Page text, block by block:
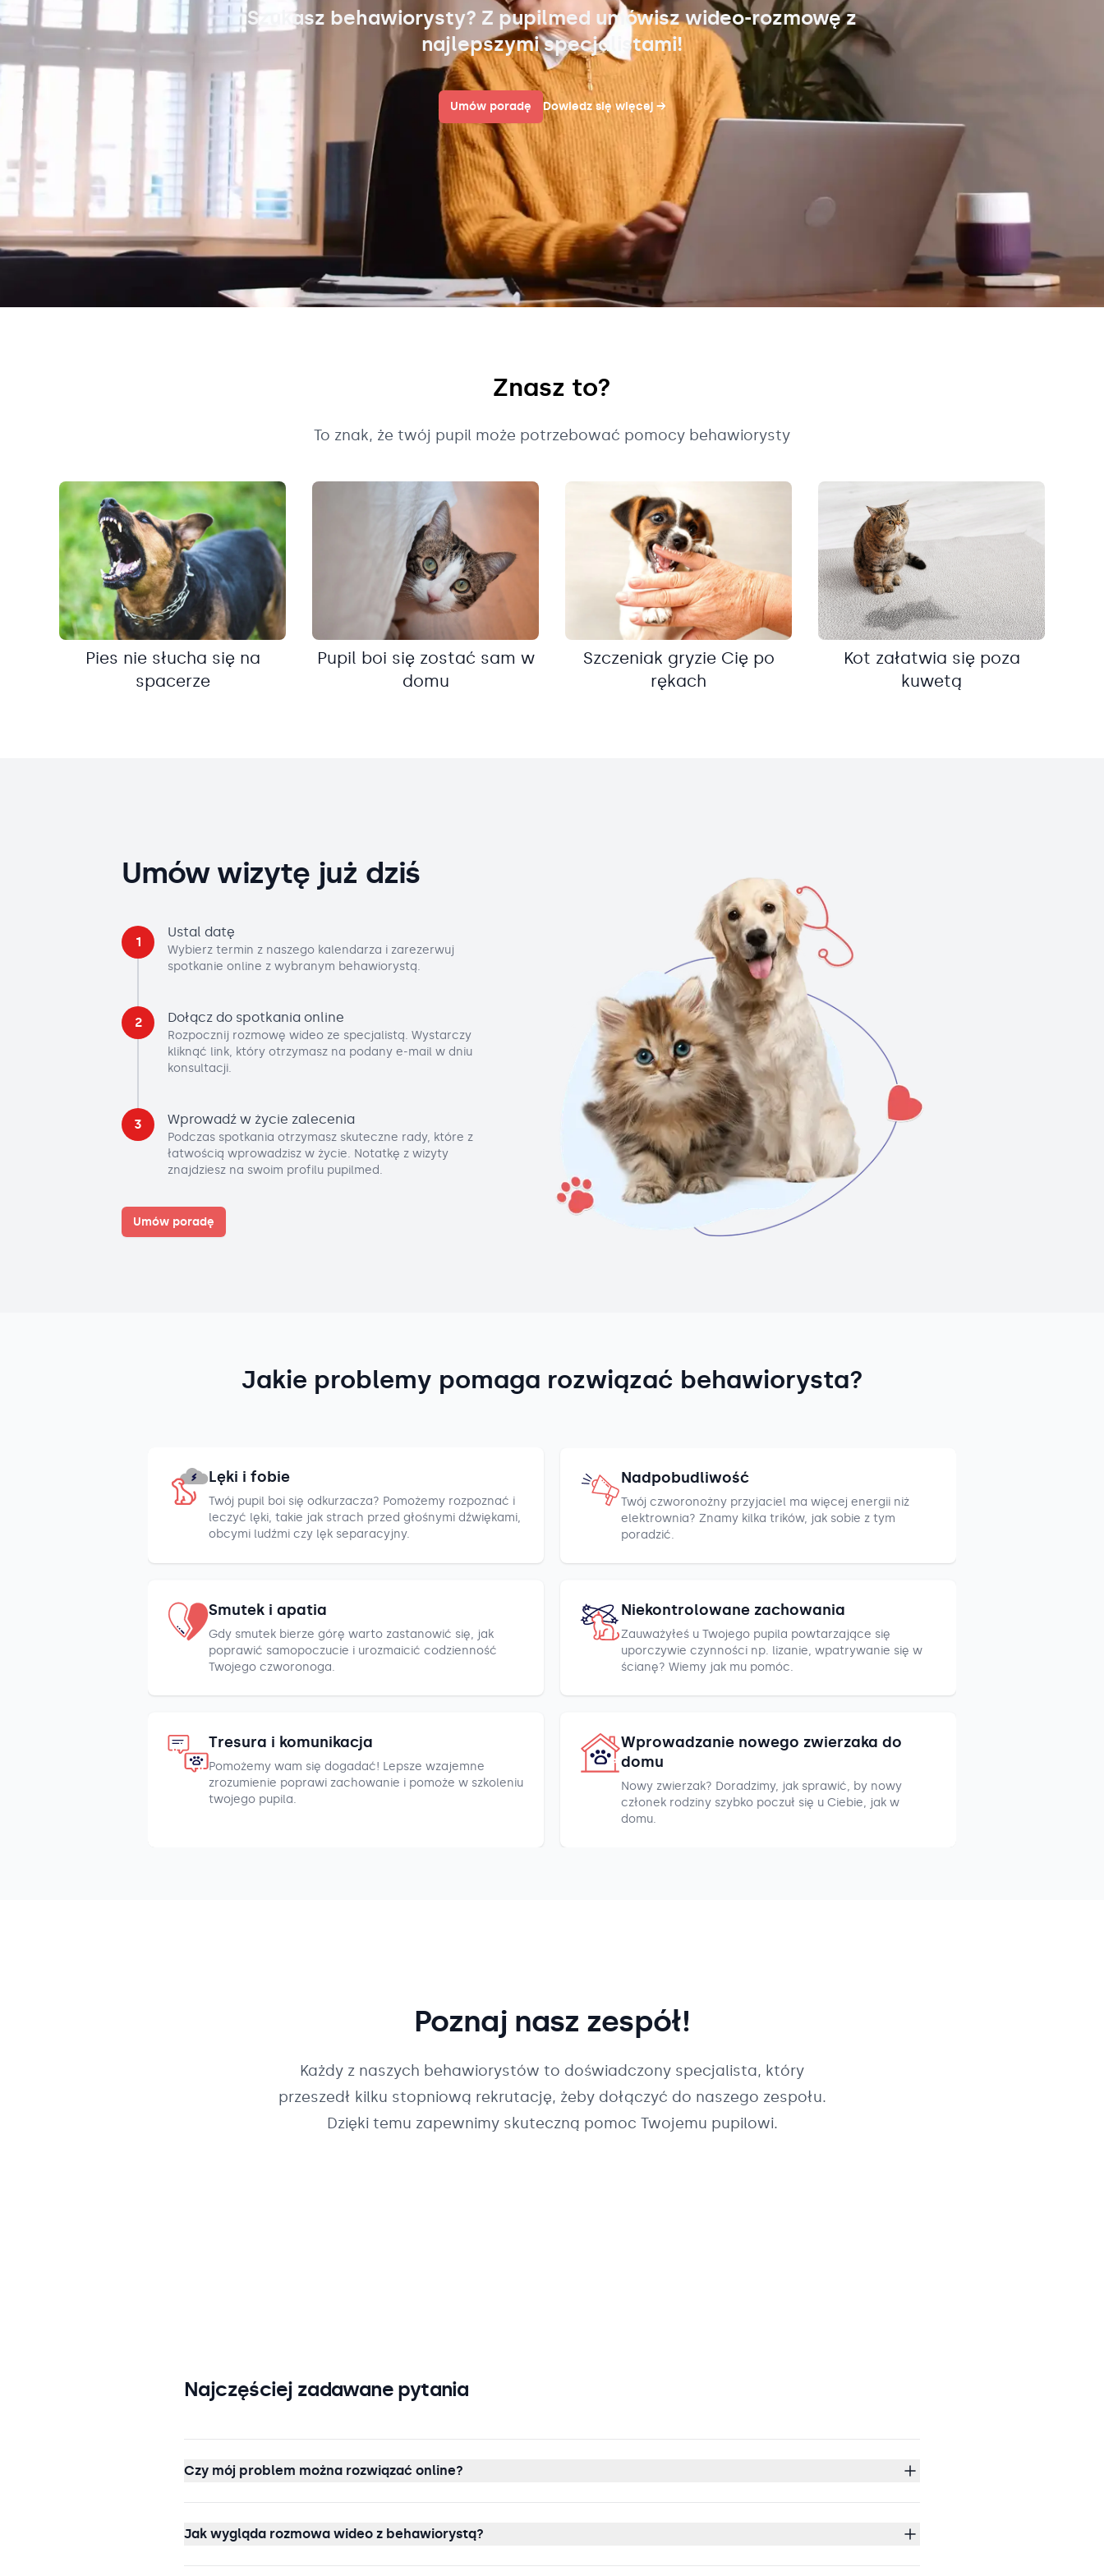
Szukasz behawiorysty? Z pupilmed umówisz wideo-rozmowę z
najlepszymi specjalistami!
Umów poradę Dowiedz się więcej →
Znasz to?
To znak, że twój pupil może potrzebować pomocy behawiorysty
Pies nie słucha się na
spacerze
Pupil boi się zostać sam w
domu
Szczeniak gryzie Cię po
rękach
Kot załatwia się poza
kuwetą
Umów wizytę już dziś
1
Ustal datę
Wybierz termin z naszego kalendarza i zarezerwuj
spotkanie online z wybranym behawiorystą.
2 Dołącz do spotkania online
Rozpocznij rozmowę wideo ze specjalistą. Wystarczy
kliknąć link, który otrzymasz na podany e-mail w dniu
konsultacji.
3 Wprowadź w życie zalecenia
Podczas spotkania otrzymasz skuteczne rady, które z
łatwością wprowadzisz w życie. Notatkę z wizyty
znajdziesz na swoim profilu pupilmed.
Umów poradę
Jakie problemy pomaga rozwiązać behawiorysta?
Lęki i fobie
Twój pupil boi się odkurzacza? Pomożemy rozpoznać i
leczyć lęki, takie jak strach przed głośnymi dźwiękami,
obcymi ludźmi czy lęk separacyjny.
Nadpobudliwość
Twój czworonożny przyjaciel ma więcej energii niż
elektrownia? Znamy kilka trików, jak sobie z tym
poradzić.
Smutek i apatia
Gdy smutek bierze górę warto zastanowić się, jak
poprawić samopoczucie i urozmaicić codzienność
Twojego czworonoga.
Niekontrolowane zachowania
Zauważyłeś u Twojego pupila powtarzające się
uporczywie czynności np. lizanie, wpatrywanie się w
ścianę? Wiemy jak mu pomóc.
Tresura i komunikacja
Pomożemy wam się dogadać! Lepsze wzajemne
zrozumienie poprawi zachowanie i pomoże w szkoleniu
twojego pupila.
Wprowadzanie nowego zwierzaka do
domu
Nowy zwierzak? Doradzimy, jak sprawić, by nowy
członek rodziny szybko poczuł się u Ciebie, jak w
domu.
Poznaj nasz zespół!
Każdy z naszych behawiorystów to doświadczony specjalista, który
przeszedł kilku stopniową rekrutację, żeby dołączyć do naszego zespołu.
Dzięki temu zapewnimy skuteczną pomoc Twojemu pupilowi.
Najczęściej zadawane pytania
Czy mój problem można rozwiązać online?
Jak wygląda rozmowa wideo z behawiorystą?